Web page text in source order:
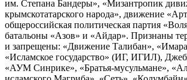
им. Степана Бандеры», «Мизантропик
крымскотатарского народа», движение
общероссийская политическая партия
батальоны «Азов» и «Айдар». Признаны
и запрещены: «Движение Талибан»,
«Исламское государство» (ИГ, ИГИЛ),
«АУМ Синрике», «Братья-мусульмане»,